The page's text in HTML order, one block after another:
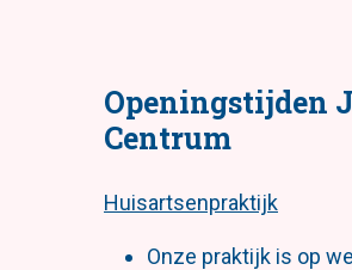
Openingstijden
Centrum
Huisartsenpraktijk
Onze praktijk is op